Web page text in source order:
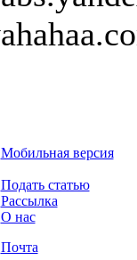
Мобильная версия
Подать статью
Рассылка
О нас
Почта